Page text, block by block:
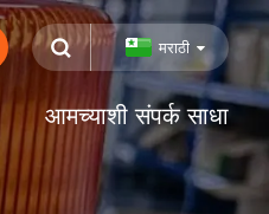
मराठी
आमच्याशी संपर्क साधा